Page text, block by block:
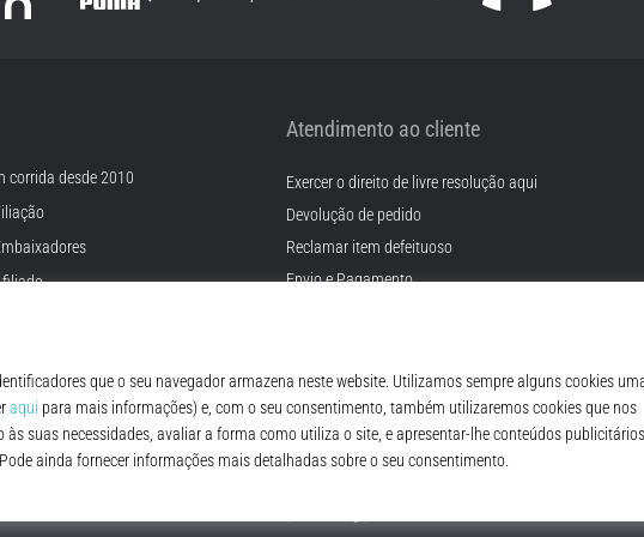
corrida desde 2010
Atendimento ao cliente
Exercer o direito de livre resolução aqui
Devolução de pedido
Reclamar item defeituoso
Envio e Pagamento
FAQ - Perguntas Frequentes
Regulamento de Proteção de Dados Pessoais